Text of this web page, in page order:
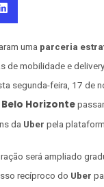
uma parceria
de mobilidade e
segunda-feira, 17 de
Belo Horizonte
da Uber pela
será ampliado
recíproco do Uber